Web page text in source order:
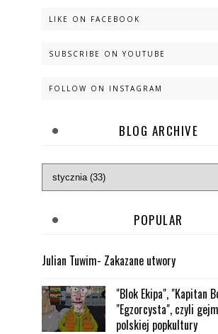
LIKE ON FACEBOOK
SUBSCRIBE ON YOUTUBE
FOLLOW ON INSTAGRAM
BLOG ARCHIVE
POPULAR
Julian Tuwim- Zakazane utwory
"Blok Ekipa", "Kapitan
"Egzorcysta", czyli
polskiej popkultury